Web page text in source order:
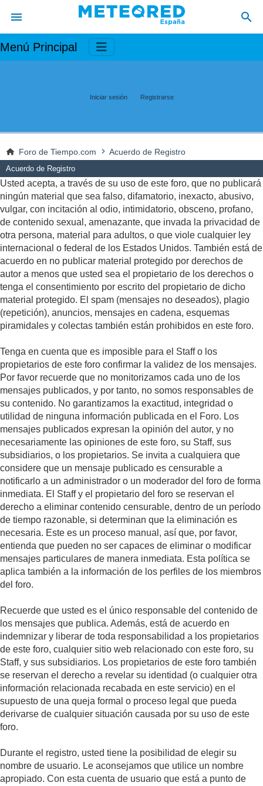
Menú Principal
Iniciar sesión Registrarse
Foro de Tiempo.com Acuerdo de Registro
Acuerdo de Registro
Usted acepta, a través de su uso de este foro, que no publicará
ningún material que sea falso, difamatorio, inexacto, abusivo,
vulgar, con incitación al odio, intimidatorio, obsceno, profano,
de contenido sexual, amenazante, que invada la privacidad de
otra persona, material para adultos, o que viole cualquier ley
internacional o federal de los Estados Unidos. También está de
acuerdo en no publicar material protegido por derechos de
autor a menos que usted sea el propietario de los derechos o
tenga el consentimiento por escrito del propietario de dicho
material protegido. El spam (mensajes no deseados), plagio
(repetición), anuncios, mensajes en cadena, esquemas
piramidales y colectas también están prohibidos en este foro.
Tenga en cuenta que es imposible para el Staff o los
propietarios de este foro confirmar la validez de los mensajes.
Por favor recuerde que no monitorizamos cada uno de los
mensajes publicados, y por tanto, no somos responsables de
su contenido. No garantizamos la exactitud, integridad o
utilidad de ninguna información publicada en el Foro. Los
mensajes publicados expresan la opinión del autor, y no
necesariamente las opiniones de este foro, su Staff, sus
subsidiarios, o los propietarios. Se invita a cualquiera que
considere que un mensaje publicado es censurable a
notificarlo a un administrador o un moderador del foro de forma
inmediata. El Staff y el propietario del foro se reservan el
derecho a eliminar contenido censurable, dentro de un período
de tiempo razonable, si determinan que la eliminación es
necesaria. Este es un proceso manual, así que, por favor,
entienda que pueden no ser capaces de eliminar o modificar
mensajes particulares de manera inmediata. Esta política se
aplica también a la información de los perfiles de los miembros
del foro.
Recuerde que usted es el único responsable del contenido de
los mensajes que publica. Además, está de acuerdo en
indemnizar y liberar de toda responsabilidad a los propietarios
de este foro, cualquier sitio web relacionado con este foro, su
Staff, y sus subsidiarios. Los propietarios de este foro también
se reservan el derecho a revelar su identidad (o cualquier otra
información relacionada recabada en este servicio) en el
supuesto de una queja formal o proceso legal que pueda
derivarse de cualquier situación causada por su uso de este
foro.
Durante el registro, usted tiene la posibilidad de elegir su
nombre de usuario. Le aconsejamos que utilice un nombre
apropiado. Con esta cuenta de usuario que está a punto de